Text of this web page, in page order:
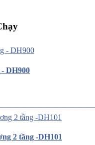
DH900
2 tầng -DH101